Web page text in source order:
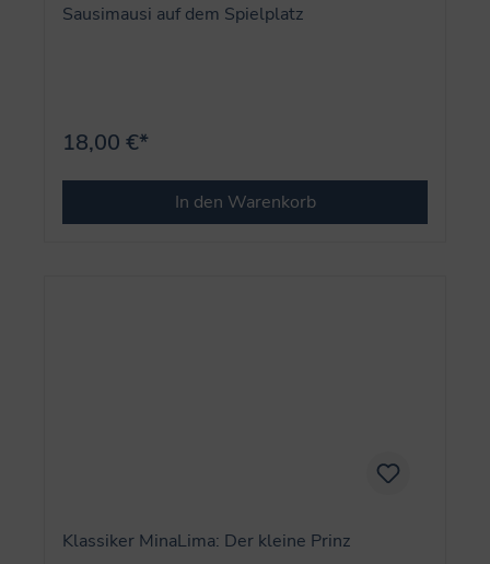
Sausimausi auf dem Spielplatz
18,00 €*
In den Warenkorb
Klassiker MinaLima: Der kleine Prinz